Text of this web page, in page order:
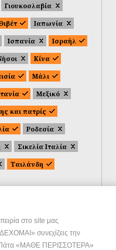
στο site μας
συνεχίζεις την
Πάτα «ΜΑΘΕ ΠΕΡΙΣΣΟΤΕΡΑ»
Γιουκοσλαβία
Ιαπωνία
Ισπανία
Ισραήλ
Κίνα
Μάλι
Μεξικό
και πατρίς
Ροδεσία
Σικελία Ιταλία
Ταιλάνδη